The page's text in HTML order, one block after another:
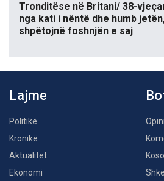
Tronditëse në Britani/ 38-
nga kati i nëntë dhe humb
shpëtojnë foshnjën e saj
Lajme
Politikë
Kronikë
Aktualitet
Ekonomi